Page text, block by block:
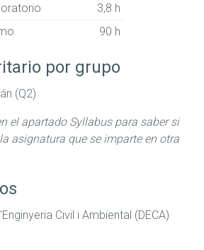
3,8 h
90 h
por grupo
(Q2)
el apartado Syllabus para saber si
asignatura que se imparte en otra
Civil i Ambiental (DECA)